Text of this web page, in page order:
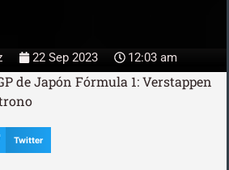
22 Sep 2023 12:03 am
de Japón Fórmula 1: Verstappen
Twitter